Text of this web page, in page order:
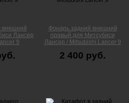
внешний
Лансер
9
Фонарь задний внешний
правый для Митсубиси
Лансер / Mitsubishi Lancer 9
2 400 руб.